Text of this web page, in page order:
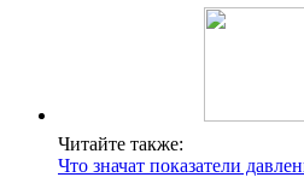
Читайте также:
Что значат показатели